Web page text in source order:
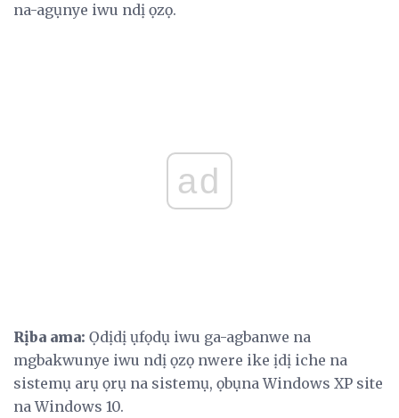
na-agụnye iwu ndị ọzọ.
ad
Rịba ama: Ọdịdị ụfọdụ iwu ga-agbanwe na
mgbakwunye iwu ndị ọzọ nwere ike ịdị iche na
sistemụ arụ ọrụ na sistemụ, ọbụna Windows XP site
na Windows 10.